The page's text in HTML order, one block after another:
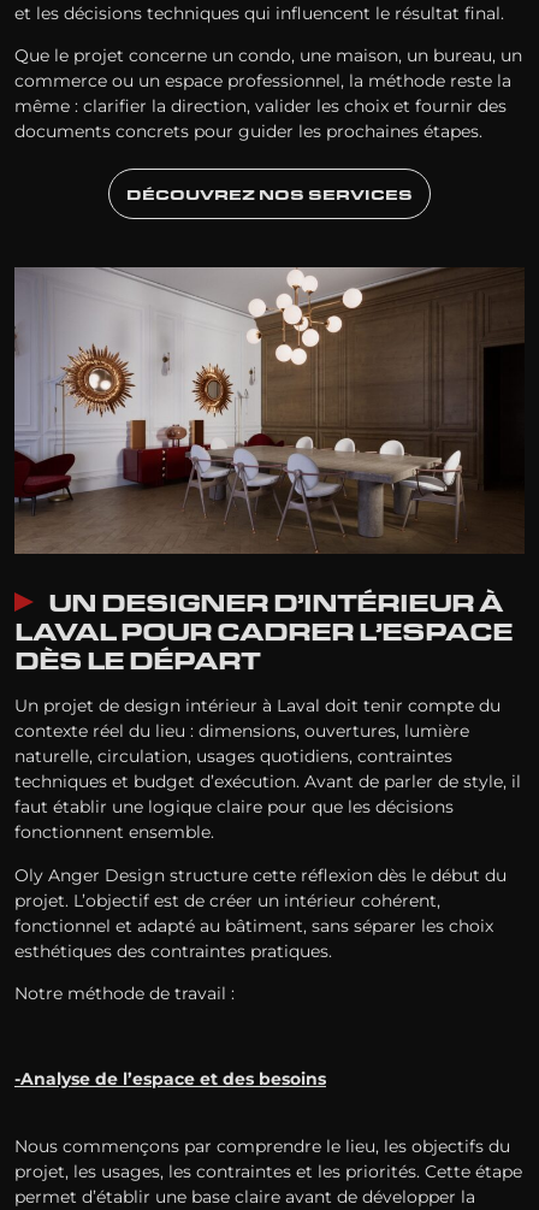
et les décisions techniques qui influencent le résultat final.
Que le projet concerne un condo, une maison, un bureau, un
commerce ou un espace professionnel, la méthode reste la
même : clarifier la direction, valider les choix et fournir des
documents concrets pour guider les prochaines étapes.
DÉCOUVREZ NOS SERVICES
UN DESIGNER D’INTÉRIEUR À
LAVAL POUR CADRER L’ESPACE
DÈS LE DÉPART
Un projet de design intérieur à Laval doit tenir compte du
contexte réel du lieu : dimensions, ouvertures, lumière
naturelle, circulation, usages quotidiens, contraintes
techniques et budget d’exécution. Avant de parler de style, il
faut établir une logique claire pour que les décisions
fonctionnent ensemble.
Oly Anger Design structure cette réflexion dès le début du
projet. L’objectif est de créer un intérieur cohérent,
fonctionnel et adapté au bâtiment, sans séparer les choix
esthétiques des contraintes pratiques.
Notre méthode de travail :
-Analyse de l’espace et des besoins
Nous commençons par comprendre le lieu, les objectifs du
projet, les usages, les contraintes et les priorités. Cette étape
permet d’établir une base claire avant de développer la